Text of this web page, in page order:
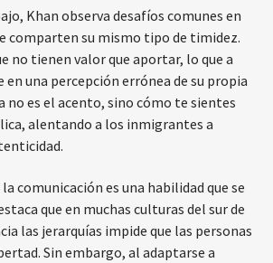
Khan observa desafíos comunes en
comparten su mismo tipo de timidez.
no tienen valor que aportar, lo que a
en una percepción errónea de su propia
no es el acento, sino cómo te sientes
alentando a los inmigrantes a
comunicación es una habilidad que se
que en muchas culturas del sur de
las jerarquías impide que las personas
Sin embargo, al adaptarse a